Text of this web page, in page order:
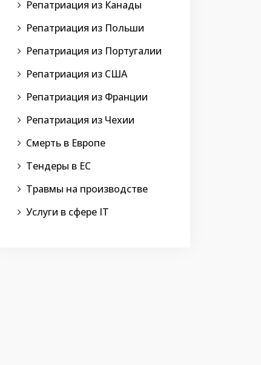
Репатриация из Канады
Репатриация из Польши
Репатриация из Португалии
Репатриация из США
Репатриация из Франции
Репатриация из Чехии
Смерть в Европе
Тендеры в ЕС
Травмы на производстве
Услуги в сфере IT